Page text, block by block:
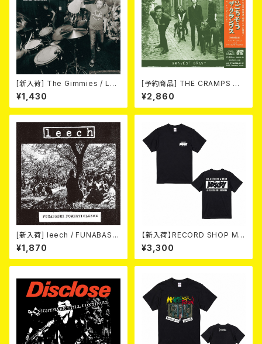
[新入荷] The Gimmies / Los
t Last Recordings (7")
¥1,430
[予約商品] THE CRAMPS ザ・
クランプス / Gravest Gravy
（墓場のごちそう）(CD) 2026.8
月下旬
¥2,860
[新入荷] leech / FUNABASHI
POWERVIOLENCE (CD)
¥1,870
【新入荷】RECORD SHOP MIS
ERY / 33th anniversary T-s
hirts (black ①)
¥3,300